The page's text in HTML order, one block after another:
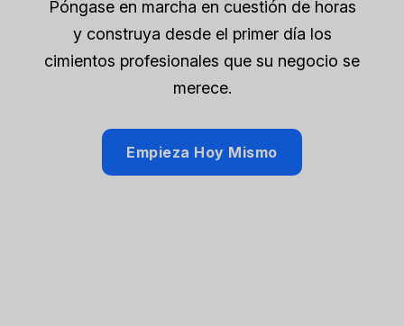
Póngase en marcha en cuestión de horas
y construya desde el primer día los
cimientos profesionales que su negocio se
merece.
Empieza Hoy Mismo